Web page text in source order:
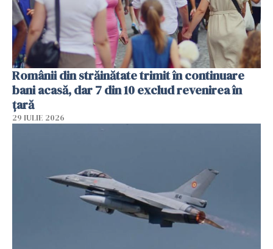
Românii din străinătate trimit în continuare
bani acasă, dar 7 din 10 exclud revenirea în
țară
29 IULIE 2026